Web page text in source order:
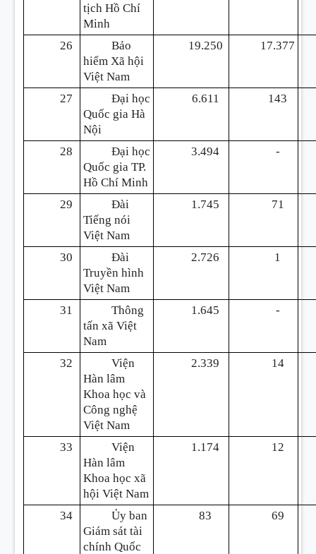
tịch Hồ Chí
Minh
26
Bảo
hiểm Xã hội
Việt Nam
19.250 17.377
27
Đại học
Quốc gia Hà
Nội
6.611 143
28
Đại học
Quốc gia TP.
Hồ Chí Minh
3.494 -
29
Đài
Tiếng nói
Việt Nam
1.745 71
30
Đài
Truyền hình
Việt Nam
2.726 1
31
Thông
tấn xã Việt
Nam
1.645 -
32
Viện
Hàn lâm
Khoa học và
Công nghệ
Việt Nam
2.339 14
33
Viện
Hàn lâm
Khoa học xã
hội Việt Nam
1.174 12
34
Ủy ban
Giám sát tài
chính Quốc
83 69